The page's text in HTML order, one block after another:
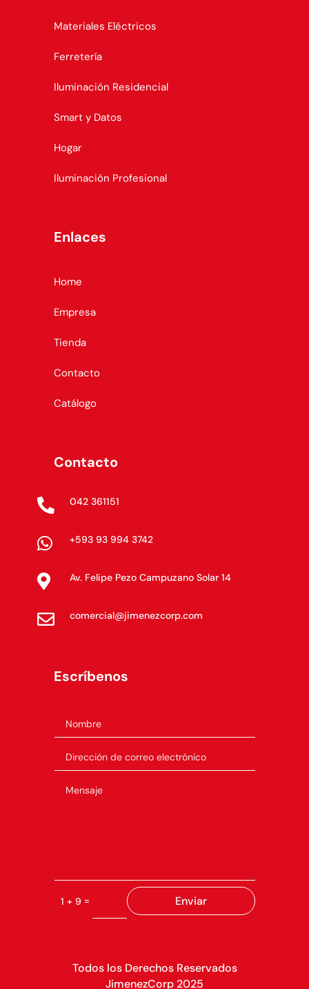
Materiales Eléctricos
Ferretería
Iluminación Residencial
Smart y Datos
Hogar
Iluminación Profesional
Enlaces
Home
Empresa
Tienda
Contacto
Catálogo
Contacto
 042 361151
 +593 93 994 3742
 Av. Felipe Pezo Campuzano Solar 14
 comercial@jimenezcorp.com
Escríbenos
1 + 9 = Enviar
Todos los Derechos Reservados
JimenezCorp 2025